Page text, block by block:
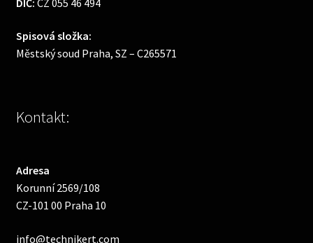
Spisová složka:
Městský soud Praha, SZ – C265571
Kontakt:
Adresa
Korunní 2569/108
CZ-101 00 Praha 10
info@technikert.com